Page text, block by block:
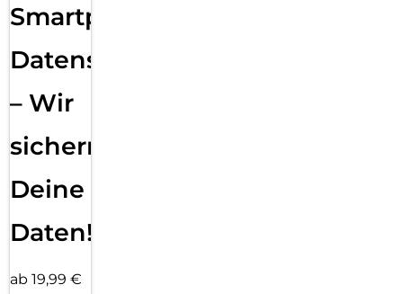
Smartphone
Datensicherung
– Wir
sichern
Deine
Daten!
ab 19,99 €